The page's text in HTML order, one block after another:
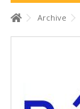
Archive